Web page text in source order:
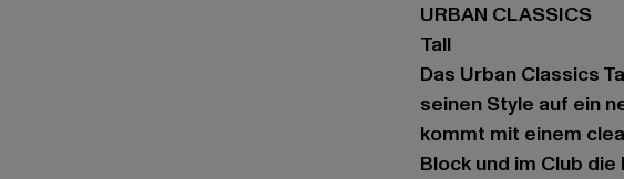
URBAN CLASSICS
Tall
Das Urban Classics
seinen Style auf ein
kommt mit einem
Block und im Club